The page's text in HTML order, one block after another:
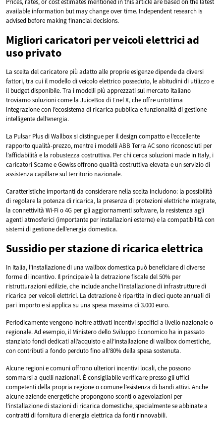
available information but may change over time. Independent research is
advised before making financial decisions.
Migliori caricatori per veicoli elettrici ad
uso privato
La scelta del caricatore più adatto alle proprie esigenze dipende da diversi
fattori, tra cui il modello di veicolo elettrico posseduto, le abitudini di utilizzo e
il budget disponibile. Tra i modelli più apprezzati sul mercato italiano
troviamo soluzioni come la JuiceBox di Enel X, che offre un’ottima
integrazione con l’ecosistema di ricarica pubblica e funzionalità di gestione
intelligente dell’energia.
La Pulsar Plus di Wallbox si distingue per il design compatto e l’eccellente
rapporto qualità-prezzo, mentre i modelli ABB Terra AC sono riconosciuti per
l’affidabilità e la robustezza costruttiva. Per chi cerca soluzioni made in Italy, i
caricatori Scame e Gewiss offrono qualità costruttiva elevata e un servizio di
assistenza capillare sul territorio nazionale.
Caratteristiche importanti da considerare nella scelta includono: la possibilità
di regolare la potenza di ricarica, la presenza di protezioni elettriche integrate,
la connettività Wi-Fi o 4G per gli aggiornamenti software, la resistenza agli
agenti atmosferici (importante per installazioni esterne) e la compatibilità con
sistemi di gestione dell’energia domestica.
Sussidio per stazione di ricarica elettrica
In Italia, l’installazione di una wallbox domestica può beneficiare di diverse
forme di incentivo. Il principale è la detrazione fiscale del 50% per
ristrutturazioni edilizie, che include anche l’installazione di infrastrutture di
ricarica per veicoli elettrici. La detrazione è ripartita in dieci quote annuali di
pari importo e si applica su una spesa massima di 3.000 euro.
Periodicamente vengono inoltre attivati incentivi specifici a livello nazionale o
regionale. Ad esempio, il Ministero dello Sviluppo Economico ha in passato
stanziato fondi dedicati all’acquisto e all’installazione di wallbox domestiche,
con contributi a fondo perduto fino all’80% della spesa sostenuta.
Alcune regioni e comuni offrono ulteriori incentivi locali, che possono
sommarsi a quelli nazionali. È consigliabile verificare presso gli uffici
competenti della propria regione o comune l’esistenza di bandi attivi. Anche
alcune aziende energetiche propongono sconti o agevolazioni per
l’installazione di stazioni di ricarica domestiche, specialmente se abbinate a
contratti di fornitura di energia elettrica da fonti rinnovabili.